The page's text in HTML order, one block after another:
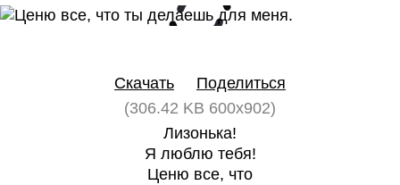
Скачать
Поделиться
(306.42 KB 600x902)
Лизонька!
Я люблю тебя!
Ценю все, что